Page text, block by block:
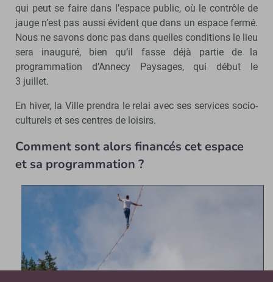
qui peut se faire dans l’espace public, où le contrôle de
jauge n’est pas aussi évident que dans un espace fermé.
Nous ne savons donc pas dans quelles conditions le lieu
sera inauguré, bien qu’il fasse déjà partie de la
programmation d’Annecy Paysages, qui début le
3 juillet.
En hiver, la Ville prendra le relai avec ses services socio-
culturels et ses centres de loisirs.
Comment sont alors financés cet espace
et sa programmation ?